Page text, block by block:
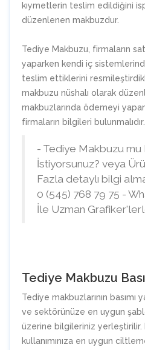
kıymetlerin teslim edildiğini
düzenlenen makbuzdur.
Tediye Makbuzu, firmaların
yaparken kendi iç
teslim ettiklerini
makbuzu nüshalı olarak
makbuzlarında ödemeyi
firmaların bilgileri bulunmalıdır.
- Tediye Makbuzu mu
İstiyorsunuz? veya
Fazla detaylı bilgi
0 (545) 768 79 75 -
İle Uzman
Tediye Makbuzu
Tediye makbuzlarının basımı
ve sektörünüze en uygun
üzerine bilgileriniz yerleştirilir.
kullanımınıza en uygun